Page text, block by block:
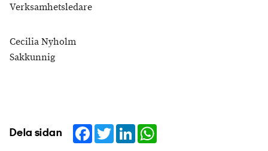
Verksamhetsledare
Cecilia Nyholm
Sakkunnig
Dela sidan Facebook
TwitterLinkedIn